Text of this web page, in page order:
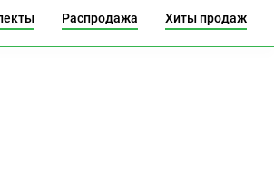
Распродажа Хиты продаж